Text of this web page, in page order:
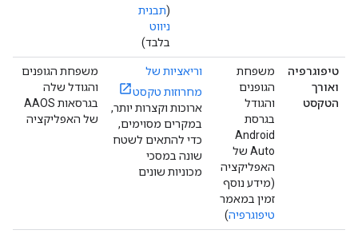
(תבנית
ניווט
בלבד)
טיפוגרפיה
ואורך
הטקסט
משפחת
הגופנים
והגודל
בגרסת
Android
Auto של
האפליקציה
(מידע נוסף
זמין במאמר
טיפוגרפיה)
וריאציות של
מחרוזות טקסט
ארוכות וקצרות יותר,
במקרים מסוימים,
כדי להתאים לשטח
שונה במסכי
מכוניות שונים
משפחת הגופנים
והגודל שלה
בגרסאות AAOS
של האפליקציה